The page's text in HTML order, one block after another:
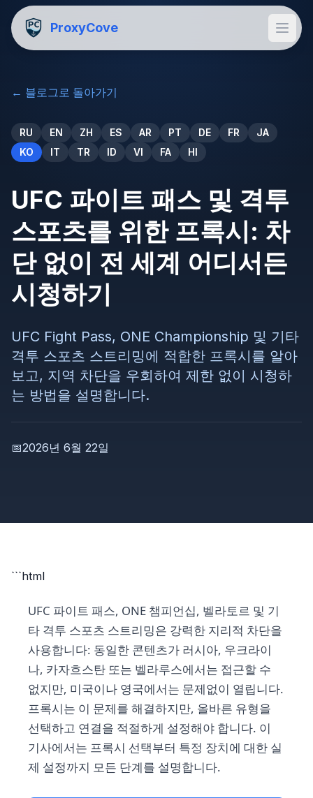
ProxyCove
← 블로그로 돌아가기
RU EN ZH ES AR PT DE FR
JA
KO
IT TR ID VI FA HI
UFC 파이트 패스 및 격투
스포츠를 위한 프록시: 차
단 없이 전 세계 어디서든
시청하기
UFC Fight Pass, ONE Championship 및 기타
격투 스포츠 스트리밍에 적합한 프록시를 알아
보고, 지역 차단을 우회하여 제한 없이 시청하
는 방법을 설명합니다.
📅2026년 6월 22일
```html
UFC 파이트 패스, ONE 챔피언십, 벨라토르 및 기
타 격투 스포츠 스트리밍은 강력한 지리적 차단을
사용합니다: 동일한 콘텐츠가 러시아, 우크라이
나, 카자흐스탄 또는 벨라루스에서는 접근할 수
없지만, 미국이나 영국에서는 문제없이 열립니다.
프록시는 이 문제를 해결하지만, 올바른 유형을
선택하고 연결을 적절하게 설정해야 합니다. 이
기사에서는 프록시 선택부터 특정 장치에 대한 실
제 설정까지 모든 단계를 설명합니다.